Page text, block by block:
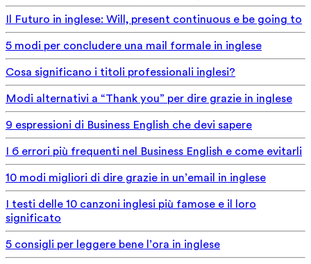
Il Futuro in inglese: Will, present continuous e be going to
5 modi per concludere una mail formale in inglese
Cosa significano i titoli professionali inglesi?
Modi alternativi a “Thank you” per dire grazie in inglese
9 espressioni di Business English che devi sapere
I 6 errori più frequenti nel Business English e come evitarli
10 modi migliori di dire grazie in un’email in inglese
I testi delle 10 canzoni inglesi più famose e il loro
significato
5 consigli per leggere bene l’ora in inglese